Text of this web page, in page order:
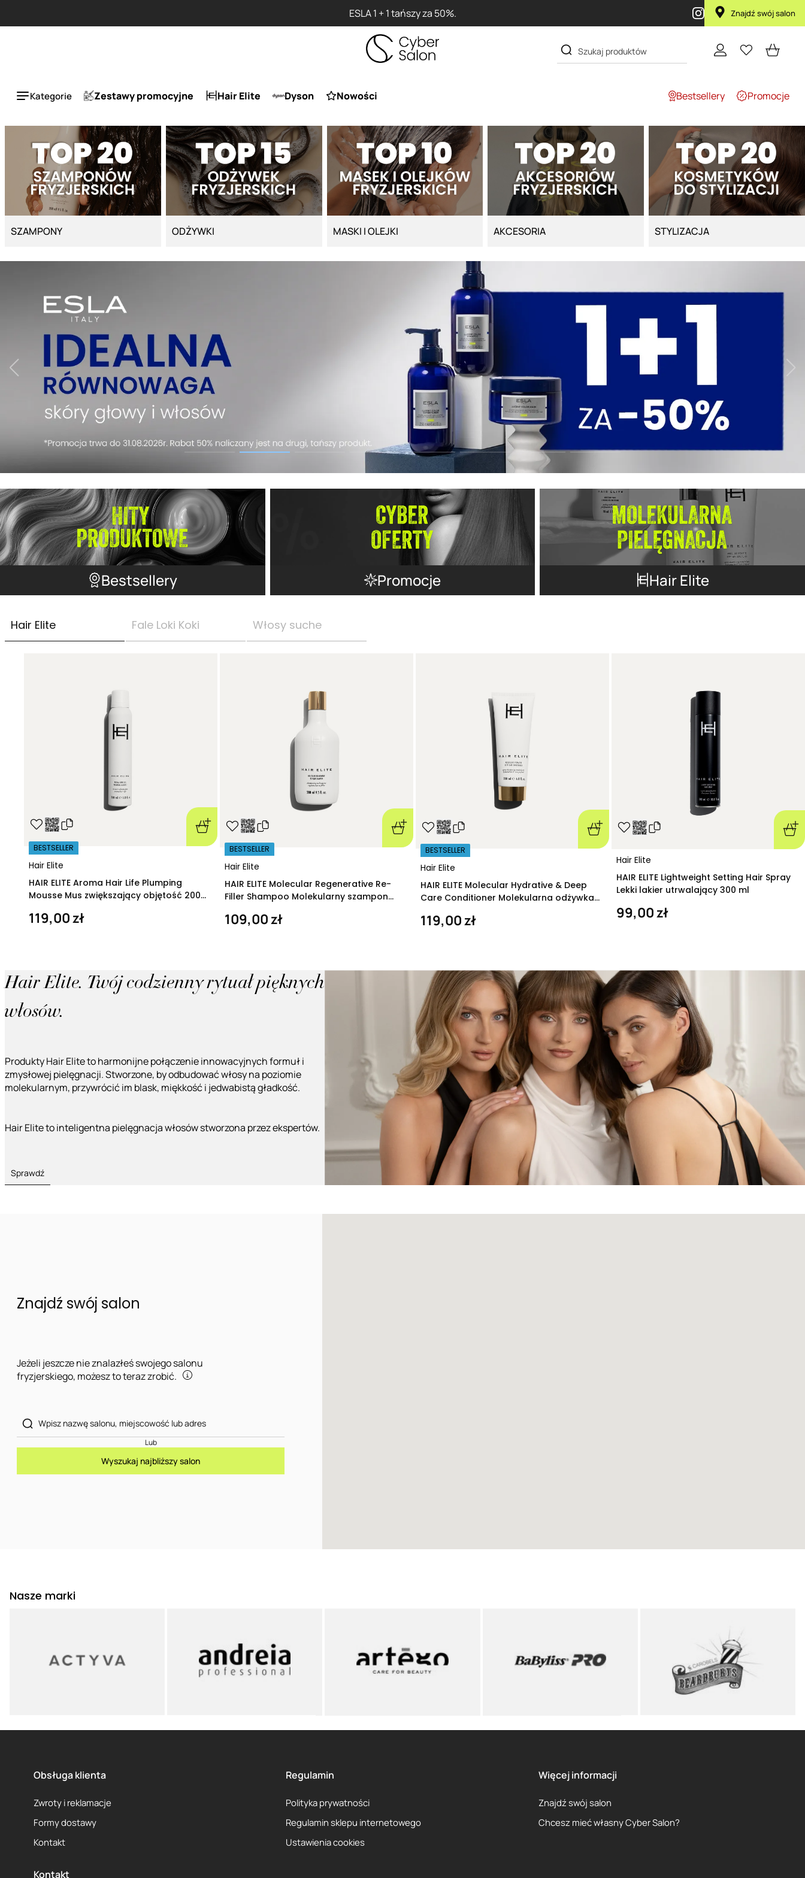
ESLA 1 + 1 tańszy za 50%. Znajdź swój salon
Kategorie Zestawy promocyjne Hair Elite Dyson Nowości Bestsellery Promocje
SZAMPONY ODŻYWKI MASKI I OLEJKI AKCESORIA STYLIZACJA
Bestsellery Promocje Hair Elite
Hair Elite Fale Loki Koki Włosy suche
Hair Elite
BESTSELLER
HAIR ELITE Aroma Hair Life Plumping
Mousse Mus zwiększający objętość 200
119,00 zł
Hair Elite
BESTSELLER
HAIR ELITE Molecular Regenerative Re-
Filler Shampoo Molekularny szampon
109,00 zł
Hair Elite
BESTSELLER
HAIR ELITE Molecular Hydrative & Deep
Care Conditioner Molekularna odżywka
119,00 zł
Hair Elite
HAIR ELITE Lightweight Setting Hair Spray
Lekki lakier utrwalający 300 ml
99,00 zł
Hair Elite. Twój codzienny rytuał pięknych
włosów.
Produkty Hair Elite to harmonijne połączenie innowacyjnych formuł i
zmysłowej pielęgnacji. Stworzone, by odbudować włosy na poziomie
molekularnym, przywrócić im blask, miękkość i jedwabistą gładkość.
Hair Elite to inteligentna pielęgnacja włosów stworzona przez ekspertów.
Sprawdź
Znajdź swój salon
Jeżeli jeszcze nie znalazłeś swojego salonu
fryzjerskiego, możesz to teraz zrobić.
Lub
Wyszukaj najbliższy salon
Nasze marki
Obsługa klienta
Zwroty i reklamacje
Formy dostawy
Kontakt
Regulamin
Polityka prywatności
Regulamin sklepu internetowego
Ustawienia cookies
Więcej informacji
Znajdź swój salon
Chcesz mieć własny Cyber Salon?
Kontakt